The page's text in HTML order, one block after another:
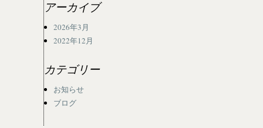
アーカイブ
2026年3月
2022年12月
カテゴリー
お知らせ
ブログ